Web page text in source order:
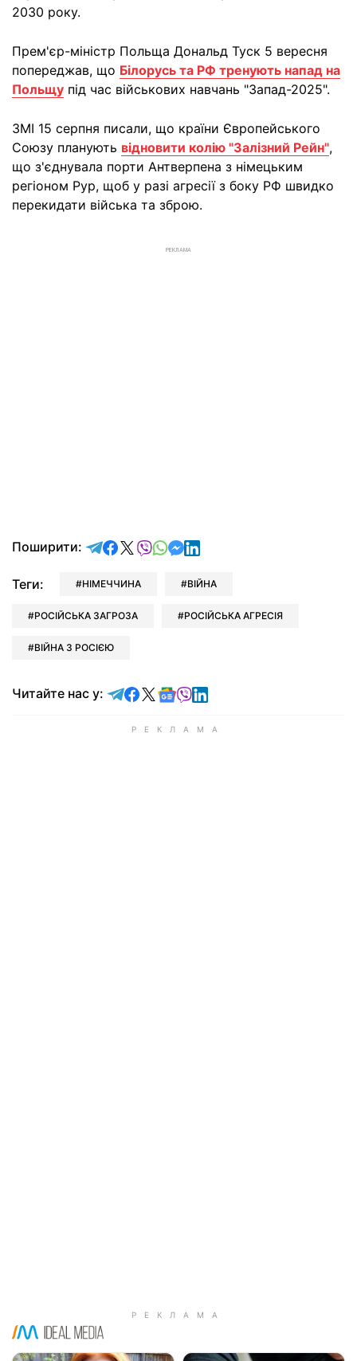
2030 року.
Прем'єр-міністр Польща Дональд Туск 5 вересня
попереджав, що Білорусь та РФ тренують напад на
Польщу під час військових навчань "Запад-2025".
ЗМІ 15 серпня писали, що країни Європейського
Союзу планують відновити колію "Залізний Рейн",
що з'єднувала порти Антверпена з німецьким
регіоном Рур, щоб у разі агресії з боку РФ швидко
перекидати війська та зброю.
РЕКЛАМА
Поширити: відправити у Telegram
поділитись у Facebook
поділитись у X
відправити у Viber
відправити у Whatsapp
відправити у Messenger
відправити у LinkedIn
Теги: НІМЕЧЧИНА ВІЙНА
РОСІЙСЬКА ЗАГРОЗА РОСІЙСЬКА АГРЕСІЯ
ВІЙНА З РОСІЄЮ
Читайте нас у: Читайте у Telegram
Читайте у Facebook
Читайте у X
Читайте у Google news
Читайте у Viber
Читайте у LinkedIn